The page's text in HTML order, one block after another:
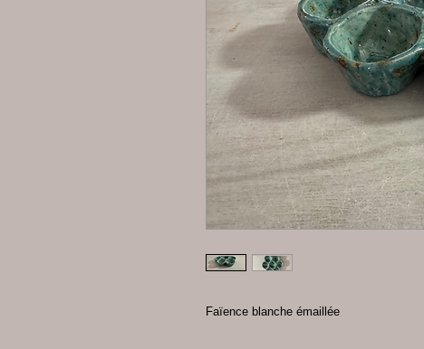
Faïence blanche émaillée